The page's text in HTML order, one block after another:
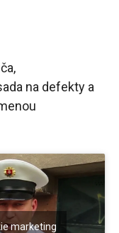
na defekty a
marketing